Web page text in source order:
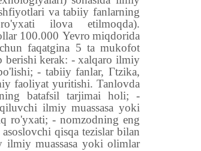
va tabiiy fanlarning
ilova etilmoqda).
100.000 Yevro miqdorida
faqatgina 5 ta mukofot
berishi kerak: - xalqaro ilmiy
- tabiiy fanlar, Гtzika,
faoliyat yuritishi. Tanlovda
batafsil tarjimai holi; -
ilmiy muassasa yoki
ro'yxati; - nomzodning eng
qisqa tezislar bilan
muassasa yoki olimlar